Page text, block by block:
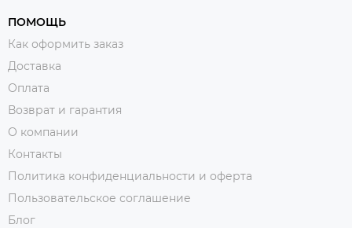
ПОМОЩЬ
Как оформить заказ
Доставка
Оплата
Возврат и гарантия
О компании
Контакты
Политика конфиденциальности и оферта
Пользовательское соглашение
Блог